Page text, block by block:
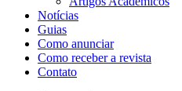
Notícias
Guias
Como anunciar
Como receber a revista
Contato